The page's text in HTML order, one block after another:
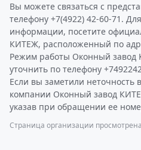
Вы можете связаться с
телефону +7(4922) 42-60-71.
информации, посетите
КИТЕЖ, расположенный по
Режим работы Оконный завод
уточнить по телефону
Если вы заметили неточность
компании Оконный завод
указав при обращении ее
Страница организации